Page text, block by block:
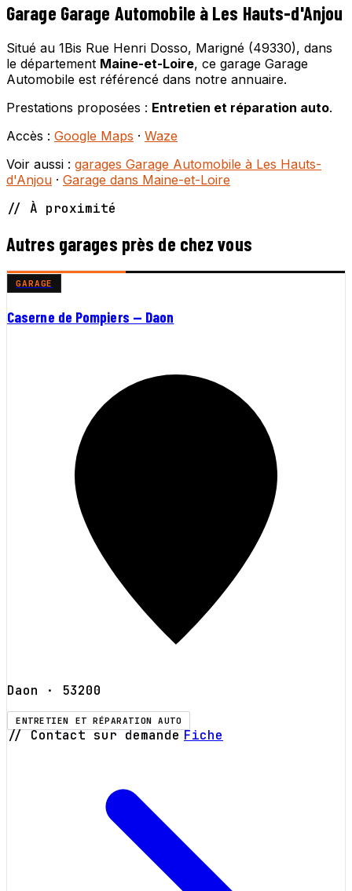
Garage Garage Automobile à Les Hauts-d'Anjou
Situé au 1Bis Rue Henri Dosso, Marigné (49330), dans
le département Maine-et-Loire, ce garage Garage
Automobile est référencé dans notre annuaire.
Prestations proposées : Entretien et réparation auto.
Accès : Google Maps · Waze
Voir aussi : garages Garage Automobile à Les Hauts-
d'Anjou · Garage dans Maine-et-Loire
// À proximité
Autres garages près de chez vous
GARAGE
Caserne de Pompiers — Daon
Daon · 53200
ENTRETIEN ET RÉPARATION AUTO
// Contact sur demande Fiche